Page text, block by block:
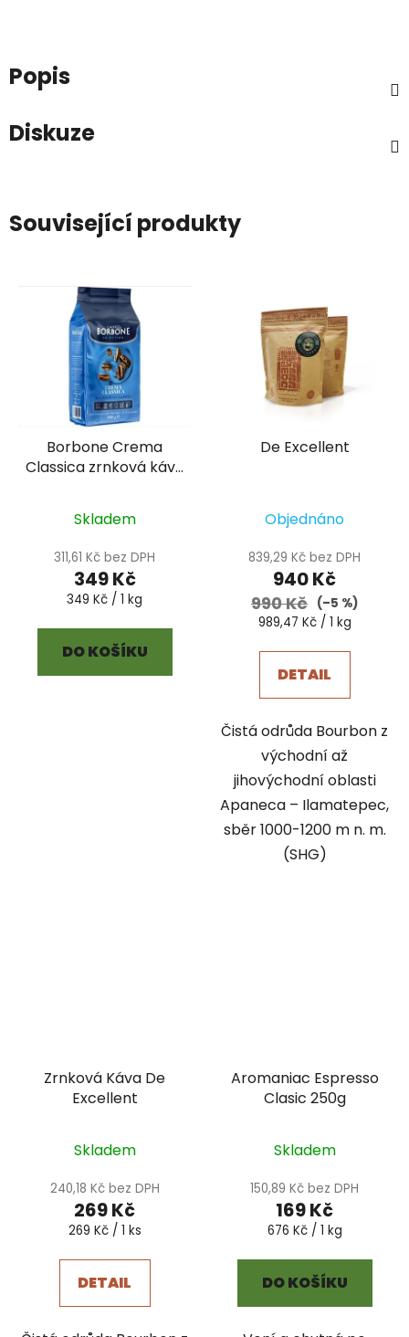
Popis
Diskuze
Související produkty
Borbone Crema
Classica zrnková káva
Skladem
311,61 Kč bez DPH
349 Kč
Měrná
349 Kč / 1 kg
DO KOŠÍKU
De Excellent
Objednáno
839,29 Kč bez DPH
940 Kč
990 Kč (–5 %)
Měrná
989,47 Kč / 1 kg
DETAIL
Čistá odrůda Bourbon z
východní až
jihovýchodní oblasti
Apaneca – Ilamatepec,
sběr 1000-1200 m n. m.
(SHG)
Zrnková Káva De
Excellent
Skladem
240,18 Kč bez DPH
269 Kč
Měrná
269 Kč / 1 ks
DETAIL
Aromaniac Espresso
Clasic 250g
Skladem
150,89 Kč bez DPH
169 Kč
Měrná
676 Kč / 1 kg
DO KOŠÍKU